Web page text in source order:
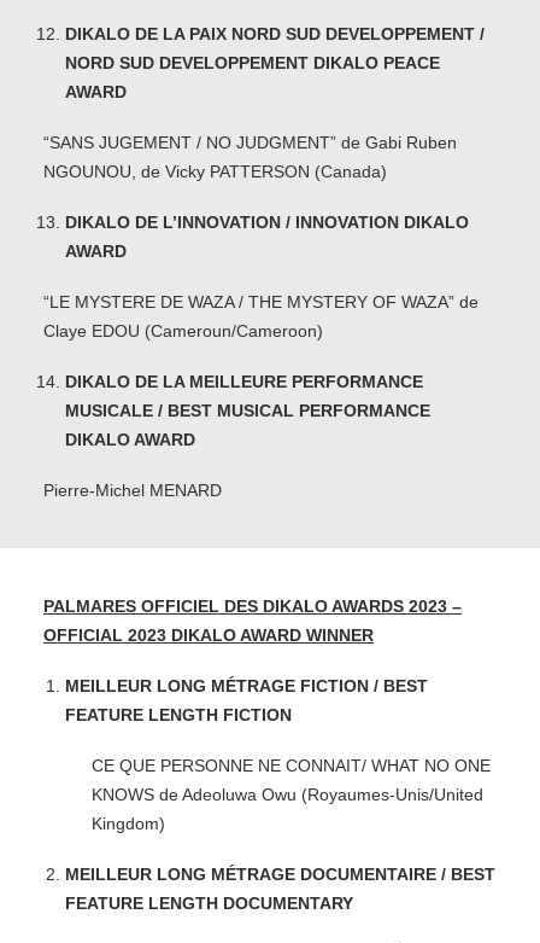
DIKALO DE LA PAIX NORD SUD DEVELOPPEMENT /
NORD SUD DEVELOPPEMENT DIKALO PEACE
AWARD
“SANS JUGEMENT / NO JUDGMENT” de Gabi Ruben
NGOUNOU, de Vicky PATTERSON (Canada)
DIKALO DE L’INNOVATION / INNOVATION DIKALO
AWARD
“LE MYSTERE DE WAZA / THE MYSTERY OF WAZA” de
Claye EDOU (Cameroun/Cameroon)
DIKALO DE LA MEILLEURE PERFORMANCE
MUSICALE / BEST MUSICAL PERFORMANCE
DIKALO AWARD
Pierre-Michel MENARD
PALMARES OFFICIEL DES DIKALO AWARDS 2023 –
OFFICIAL 2023 DIKALO AWARD WINNER
MEILLEUR LONG MÉTRAGE FICTION / BEST
FEATURE LENGTH FICTION
CE QUE PERSONNE NE CONNAIT/ WHAT NO ONE
KNOWS de Adeoluwa Owu (Royaumes-Unis/United
Kingdom)
MEILLEUR LONG MÉTRAGE DOCUMENTAIRE / BEST
FEATURE LENGTH DOCUMENTARY